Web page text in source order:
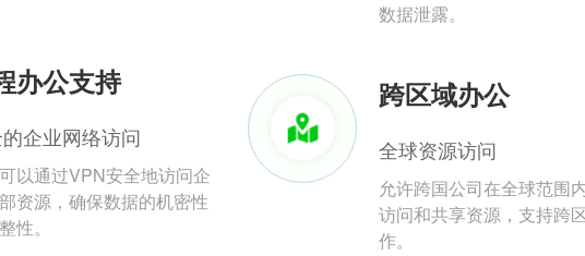
数据泄露。
办公支持
企业网络访问
以通过VPN安全地访问企
资源，确保数据的机密性
性。
跨区域办公
全球资源访问
允许跨国公司在全球范围
访问和共享资源，支持跨
作。